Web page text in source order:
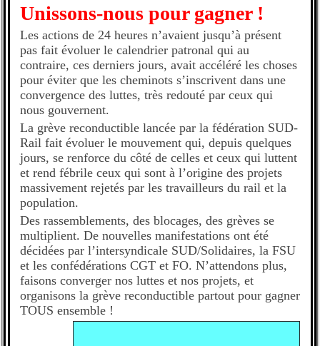
Unissons-nous pour gagner !
Les actions de 24 heures n’avaient jusqu’à présent
pas fait évoluer le calendrier patronal qui au
contraire, ces derniers jours, avait accéléré les choses
pour éviter que les cheminots s’inscrivent dans une
convergence des luttes, très redouté par ceux qui
nous gouvernent.
La grève reconductible lancée par la fédération SUD-
Rail fait évoluer le mouvement qui, depuis quelques
jours, se renforce du côté de celles et ceux qui luttent
et rend fébrile ceux qui sont à l’origine des projets
massivement rejetés par les travailleurs du rail et la
population.
Des rassemblements, des blocages, des grèves se
multiplient. De nouvelles manifestations ont été
décidées par l’intersyndicale SUD/Solidaires, la FSU
et les confédérations CGT et FO. N’attendons plus,
faisons converger nos luttes et nos projets, et
organisons la grève reconductible partout pour gagner
TOUS ensemble !